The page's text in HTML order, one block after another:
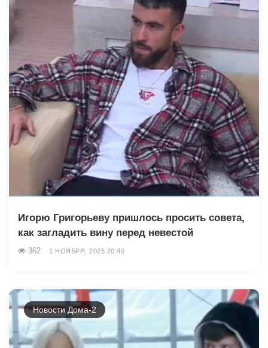
Игорю Григорьеву пришлось просить совета,
как загладить вину перед невестой
362 1 НОЯБРЯ, 2025 20:40
Новости Дома-2